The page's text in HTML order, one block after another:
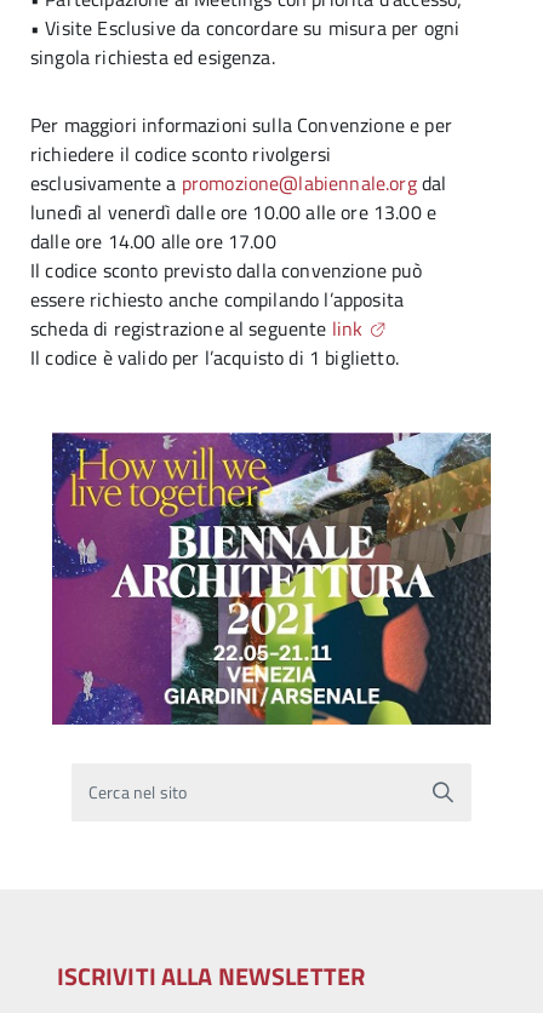
• Visite Esclusive da concordare su misura per ogni
singola richiesta ed esigenza.
Per maggiori informazioni sulla Convenzione e per
richiedere il codice sconto rivolgersi
esclusivamente a promozione@labiennale.orgdal
lunedì al venerdì dalle ore 10.00 alle ore 13.00 e
dalle ore 14.00 alle ore 17.00
Il codice sconto previsto dalla convenzione può
essere richiesto anche compilando l’apposita
scheda di registrazione al seguente link
Il codice è valido per l’acquisto di 1 biglietto.
Cerca nel sito
ISCRIVITI ALLA NEWSLETTER